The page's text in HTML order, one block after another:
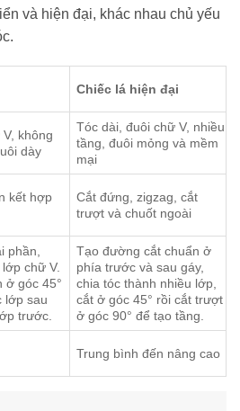
và hiện đại, khác nhau chủ yếu
Chiếc lá hiện đại
không
dày
Tóc dài, đuôi chữ V, nhiều
tầng, đuôi mỏng và mềm
mại
kết hợp
Cắt đứng, zigzag, cắt
trượt và chuốt ngoài
phần,
chữ V.
ở góc 45°
lớp sau
trước.
Tạo đường cắt chuẩn ở
phía trước và sau gáy,
chia tóc thành nhiều lớp,
cắt ở góc 45° rồi cắt trượt
ở góc 90° để tạo tầng.
Trung bình đến nâng cao